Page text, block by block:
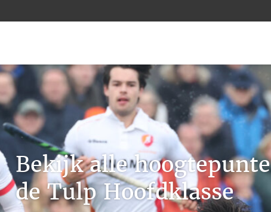
Bekijk alle
de Tulp Hoofdklasse